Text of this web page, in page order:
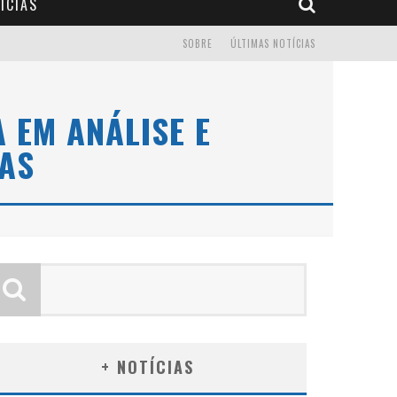
ÚLTIMAS NOTÍCIAS
SOBRE
EM ANÁLISE E
+ NOTÍCIAS